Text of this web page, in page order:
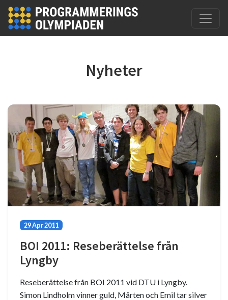
Hoppa till huvudinnehåll
Nyheter
29 Apr 2011
BOI 2011: Reseberättelse från
Lyngby
Reseberättelse från BOI 2011 vid DTU i Lyngby.
Simon Lindholm vinner guld, Mårten och Emil tar silver